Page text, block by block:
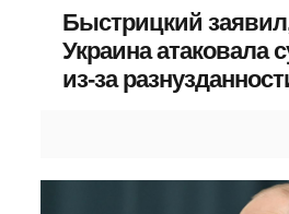
Быстрицкий
Украина атаковала
из-за